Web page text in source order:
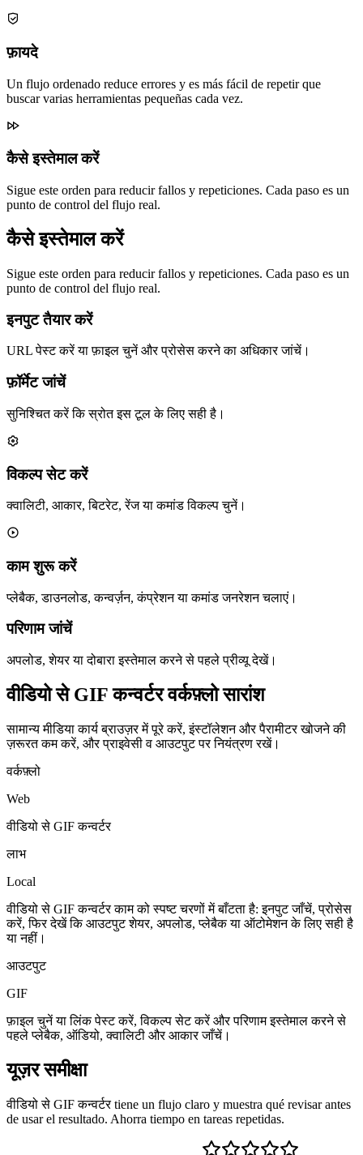
फ़ायदे
Un flujo ordenado reduce errores y es más fácil de repetir que
buscar varias herramientas pequeñas cada vez.
कैसे इस्तेमाल करें
Sigue este orden para reducir fallos y repeticiones. Cada paso es un
punto de control del flujo real.
कैसे इस्तेमाल करें
Sigue este orden para reducir fallos y repeticiones. Cada paso es un
punto de control del flujo real.
इनपुट तैयार करें
URL पेस्ट करें या फ़ाइल चुनें और प्रोसेस करने का अधिकार जांचें।
फ़ॉर्मेट जांचें
सुनिश्चित करें कि स्रोत इस टूल के लिए सही है।
विकल्प सेट करें
क्वालिटी, आकार, बिटरेट, रेंज या कमांड विकल्प चुनें।
काम शुरू करें
प्लेबैक, डाउनलोड, कन्वर्ज़न, कंप्रेशन या कमांड जनरेशन चलाएं।
परिणाम जांचें
अपलोड, शेयर या दोबारा इस्तेमाल करने से पहले प्रीव्यू देखें।
वीडियो से GIF कन्वर्टर वर्कफ़्लो सारांश
सामान्य मीडिया कार्य ब्राउज़र में पूरे करें, इंस्टॉलेशन और पैरामीटर खोजने की
ज़रूरत कम करें, और प्राइवेसी व आउटपुट पर नियंत्रण रखें।
वर्कफ़्लो
Web
वीडियो से GIF कन्वर्टर
लाभ
Local
वीडियो से GIF कन्वर्टर काम को स्पष्ट चरणों में बाँटता है: इनपुट जाँचें, प्रोसेस
करें, फिर देखें कि आउटपुट शेयर, अपलोड, प्लेबैक या ऑटोमेशन के लिए सही है
या नहीं।
आउटपुट
GIF
फ़ाइल चुनें या लिंक पेस्ट करें, विकल्प सेट करें और परिणाम इस्तेमाल करने से
पहले प्लेबैक, ऑडियो, क्वालिटी और आकार जाँचें।
यूज़र समीक्षा
वीडियो से GIF कन्वर्टर tiene un flujo claro y muestra qué revisar antes
de usar el resultado. Ahorra tiempo en tareas repetidas.